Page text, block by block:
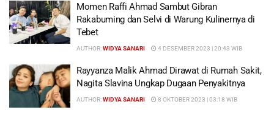
Momen Raffi Ahmad Sambut Gibran
Rakabuming dan Selvi di Warung Kulinernya di
Tebet
AUTHOR:WIDYA SANARI 4 DESEMBER 2023 | 20:43 WIB
Rayyanza Malik Ahmad Dirawat di Rumah Sakit,
Nagita Slavina Ungkap Dugaan Penyakitnya
AUTHOR:WIDYA SANARI 8 OKTOBER 2023 | 03:18 WIB